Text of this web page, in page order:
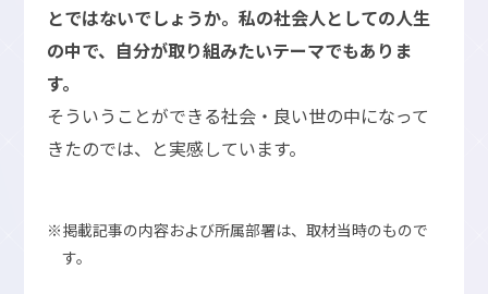
とではないでしょうか。私の社会人としての人生
の中で、自分が取り組みたいテーマでもありま
す。
そういうことができる社会・良い世の中になって
きたのでは、と実感しています。
※掲載記事の内容および所属部署は、取材当時のもので
す。